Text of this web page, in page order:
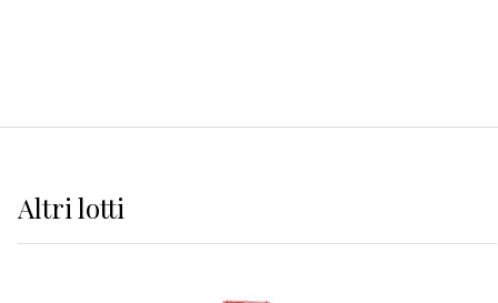
Altrilotti